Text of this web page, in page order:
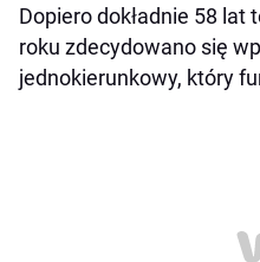
Dopiero dokładnie 58 lat
roku zdecydowano się
jednokierunkowy, który